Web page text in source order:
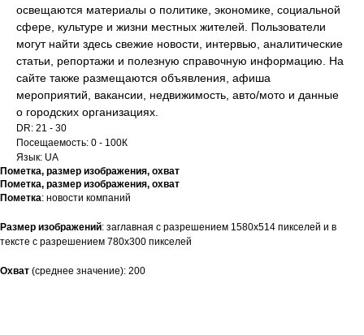
освещаются материалы о политике, экономике, социальной
сфере, культуре и жизни местных жителей. Пользователи
могут найти здесь свежие новости, интервью, аналитические
статьи, репортажи и полезную справочную информацию. На
сайте также размещаются объявления, афиша
мероприятий, вакансии, недвижимость, авто/мото и данные
о городских организациях.
DR: 21 - 30
Посещаемость: 0 - 100К
Язык: UA
Пометка, размер изображения, охват
Пометка, размер изображения, охват
Пометка: новости компаний
Размер изображений: заглавная c разрешением 1580х514 пикселей и в
тексте с разрешением 780х300 пикселей
Охват (среднее значение): 200